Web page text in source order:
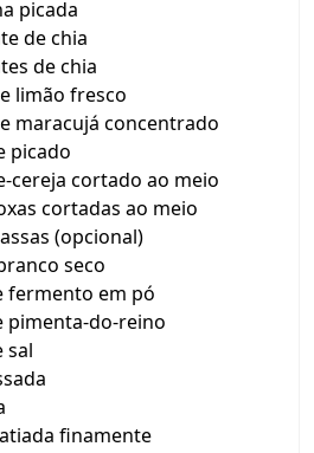
picada
de chia
de chia
limão fresco
maracujá concentrado
picado
cereja cortado ao meio
cortadas ao meio
(opcional)
seco
fermento em pó
pimenta-do-reino
sal
finamente